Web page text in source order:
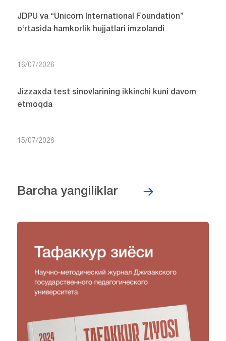
JDPU va “Unicorn International Foundation”
o‘rtasida hamkorlik hujjatlari imzolandi
16/07/2026
Jizzaxda test sinovlarining ikkinchi kuni davom
etmoqda
15/07/2026
Barcha yangiliklar